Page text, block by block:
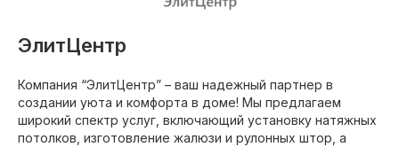
ЭлитЦентр
Компания “ЭлитЦентр” – ваш надежный партнер в
создании уюта и комфорта в доме! Мы предлагаем
широкий спектр услуг, включающий установку натяжных
потолков, изготовление жалюзи и рулонных штор, а